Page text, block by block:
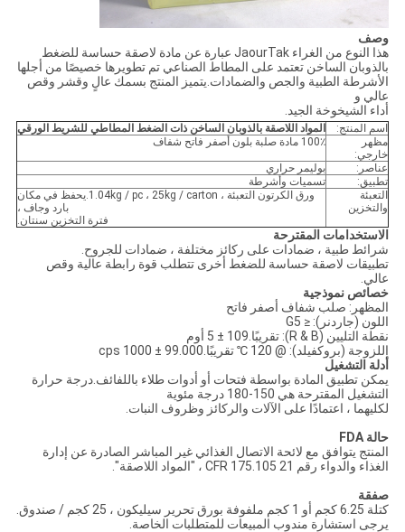
وصف
هذا النوع من الغراء JaourTak عبارة عن مادة لاصقة حساسة للضغط
بالذوبان الساخن تعتمد على المطاط الصناعي تم تطويرها خصيصًا من أجلها
الأشرطة الطبية والجص والضمادات.يتميز المنتج بسمك عالٍ وقشر وقص
عالي و
أداء الشيخوخة الجيد.
اسم المنتج:
المواد اللاصقة بالذوبان الساخن ذات الضغط المطاطي للشريط الورقي
مظهر
خارجي:
100٪ مادة صلبة بلون أصفر فاتح شفاف
عناصر:
بوليمر حراري
تطبيق:
تسميات وأشرطة
التعبئة
والتخزين
ورق الكرتون التعبئة ، 1.04kg / pc ، 25kg / carton.يحفظ في مكان
بارد وجاف ،
فترة التخزين سنتان.
الاستخدامات المقترحة
شرائط طبية ، ضمادات على ركائز مختلفة ، ضمادات للجروح.
تطبيقات لاصقة حساسة للضغط أخرى تتطلب قوة رابطة عالية وقص
عالي.
خصائص نموذجية
المظهر: صلب شفاف أصفر فاتح
اللون (جاردنر): ≤ G5
نقطة التليين (R & B): تقريبًا.109 ± 5 أوم
اللزوجة (بروكفيلد): @ 120 ℃ تقريبًا.99.000 ± 1000 cps
أدلة التشغيل
يمكن تطبيق المادة بواسطة فتحات أو أدوات طلاء باللفائف.درجة حرارة
التشغيل المقترحة هي 150-180 درجة مئوية
لكليهما ، اعتمادًا على الآلات والركائز وظروف النبات.
حالة FDA
المنتج يتوافق مع لائحة الاتصال الغذائي غير المباشر الصادرة عن إدارة
الغذاء والدواء رقم 21 CFR 175.105 ، "المواد اللاصقة".
صفقة
كتلة 6.25 كجم أو 1 كجم ملفوفة بورق تحرير سيليكون ، 25 كجم / صندوق.
يرجى استشارة مندوب المبيعات للمتطلبات الخاصة.